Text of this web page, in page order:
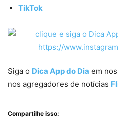
TikTok
Siga o Dica App do Dia em
nos agregadores de notícias
Compartilhe isso: